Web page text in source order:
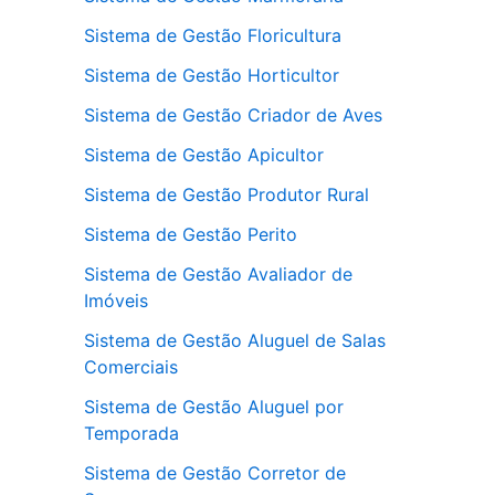
Sistema de Gestão Floricultura
Sistema de Gestão Horticultor
Sistema de Gestão Criador de Aves
Sistema de Gestão Apicultor
Sistema de Gestão Produtor Rural
Sistema de Gestão Perito
Sistema de Gestão Avaliador de
Imóveis
Sistema de Gestão Aluguel de Salas
Comerciais
Sistema de Gestão Aluguel por
Temporada
Sistema de Gestão Corretor de